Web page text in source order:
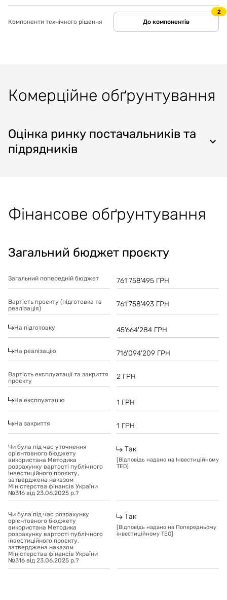
Компоненти технічного рішення До компонентів
2
Комерційне обґрунтування
Оцінка ринку постачальників та
підрядників
Фінансове обґрунтування
Загальний бюджет проєкту
Загальний попередній бюджет 761'758'495 ГРН
Вартість проєкту (підготовка та
реалізація)
761'758'493 ГРН
На підготовку 45'664'284 ГРН
На реалізацію 716'094'209 ГРН
Вартість експлуатації та закриття
проєкту
2 ГРН
На експлуатацію 1 ГРН
На закриття 1 ГРН
Чи була під час уточнення
орієнтовного бюджету
використана Методика
розрахунку вартості публічного
інвестиційного проєкту,
затверджена наказом
Міністерства фінансів України
№316 від 23.06.2025 р.?
Так
[Відповідь надано на Інвестиційному
ТЕО]
Чи була під час розрахунку
орієнтовного бюджету
використана Методика
розрахунку вартості публічного
інвестиційного проєкту,
затверджена наказом
Міністерства фінансів України
№316 від 23.06.2025 р.?
Так
[Відповідь надано на Попередньому
інвестиційному ТЕО]